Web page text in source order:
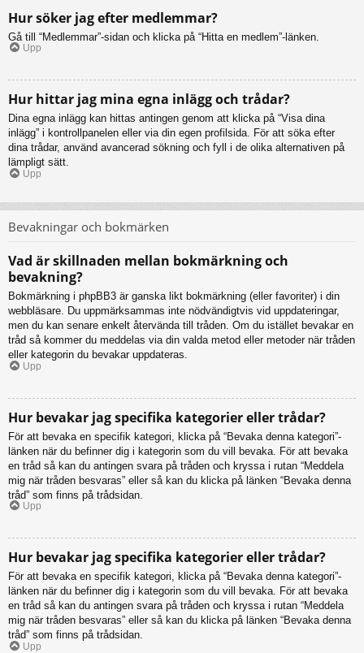
Hur söker jag efter medlemmar?
Gå till “Medlemmar”-sidan och klicka på “Hitta en medlem”-länken.
Upp
Hur hittar jag mina egna inlägg och trådar?
Dina egna inlägg kan hittas antingen genom att klicka på “Visa dina
inlägg” i kontrollpanelen eller via din egen profilsida. För att söka efter
dina trådar, använd avancerad sökning och fyll i de olika alternativen på
lämpligt sätt.
Upp
Bevakningar och bokmärken
Vad är skillnaden mellan bokmärkning och
bevakning?
Bokmärkning i phpBB3 är ganska likt bokmärkning (eller favoriter) i din
webbläsare. Du uppmärksammas inte nödvändigtvis vid uppdateringar,
men du kan senare enkelt återvända till tråden. Om du istället bevakar en
tråd så kommer du meddelas via din valda metod eller metoder när tråden
eller kategorin du bevakar uppdateras.
Upp
Hur bevakar jag specifika kategorier eller trådar?
För att bevaka en specifik kategori, klicka på “Bevaka denna kategori”-
länken när du befinner dig i kategorin som du vill bevaka. För att bevaka
en tråd så kan du antingen svara på tråden och kryssa i rutan “Meddela
mig när tråden besvaras” eller så kan du klicka på länken “Bevaka denna
tråd” som finns på trådsidan.
Upp
Hur bevakar jag specifika kategorier eller trådar?
För att bevaka en specifik kategori, klicka på “Bevaka denna kategori”-
länken när du befinner dig i kategorin som du vill bevaka. För att bevaka
en tråd så kan du antingen svara på tråden och kryssa i rutan “Meddela
mig när tråden besvaras” eller så kan du klicka på länken “Bevaka denna
tråd” som finns på trådsidan.
Upp